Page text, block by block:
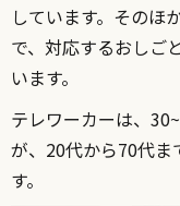
しています。そのほ
で、対応するおしご
います。
テレワーカーは、
が、20代から70代ま
す。